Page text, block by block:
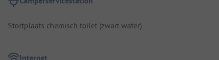
Stortplaats chemisch toilet (zwart water)
Internet